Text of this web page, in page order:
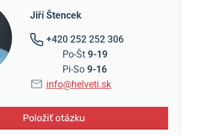
Jiří Štencek
+420 252 252 306
Po-Št 9-19
Pi-So 9-16
info@helveti.sk
Položiť otázku